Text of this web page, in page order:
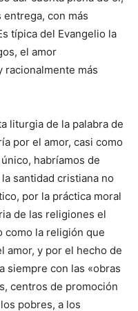
con más
típica del Evangelio la
el amor
racionalmente más
liturgia de la palabra de
por el amor, casi como
habríamos de
santidad cristiana no
por la práctica moral
de las religiones el
como la religión que
amor, y por el hecho de
siempre con las «obras
centros de promoción
pobres, a los